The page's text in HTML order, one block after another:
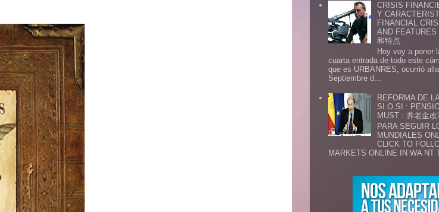
CRISIS
Y
FINANCIAL
AND
和特点
Hoy voy a poner
cuarta entrada de todo este
que es URBANRES, ocurrió
Septiembre d...
REFORMA DE
SI O SI :
MUST : 养老金
PARA SEGUIR
MUNDIALES
CLICK TO
MARKETS ONLINE IN WA NT